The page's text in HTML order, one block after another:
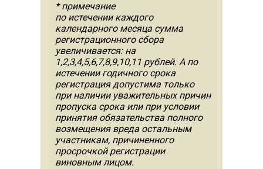
* примечание
по истечении каждого
календарного месяца сумма
регистрационного сбора
увеличивается: на
1,2,3,4,5,6,7,8,9,10,11 рублей. А по
истечении годичного срока
регистрация допустима только
при наличии уважительных причин
пропуска срока или при условии
принятия обязательства полного
возмещения вреда остальным
участникам, причиненного
просрочкой регистрации
виновным лицом.